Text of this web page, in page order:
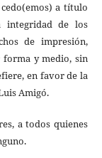
a título
integridad de los
de impresión,
y medio, sin
en favor de la
Amigó.
a todos quienes